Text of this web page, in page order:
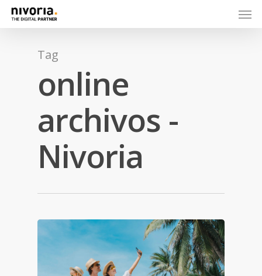
Tag
online
archivos -
Nivoria